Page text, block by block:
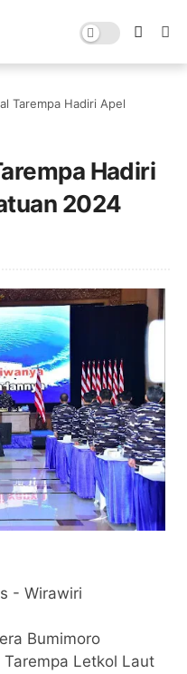
Tarempa Hadiri Apel
Hadiri
2024
- Wirawiri
Bumimoro
Letkol Laut